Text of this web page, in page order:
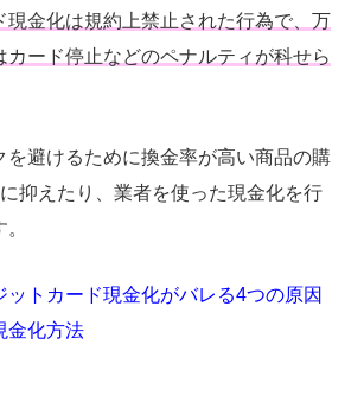
現金化は規約上禁止された行為で、万
カード停止などのペナルティが科せら
を避けるために換金率が高い商品の購
抑えたり、業者を使った現金化を行
ットカード現金化がバレる4つの原因
金化方法